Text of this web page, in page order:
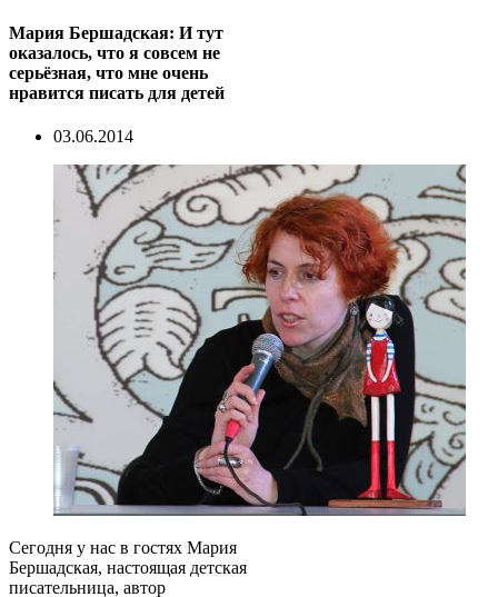
Мария Бершадская: И тут
оказалось, что я совсем не
серьёзная, что мне очень
нравится писать для детей
03.06.2014
Сегодня у нас в гостях Мария
Бершадская, настоящая детская
писательница, автор